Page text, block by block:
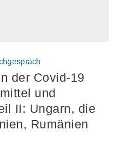
der Covid-19
und
II: Ungarn, die
Rumänien